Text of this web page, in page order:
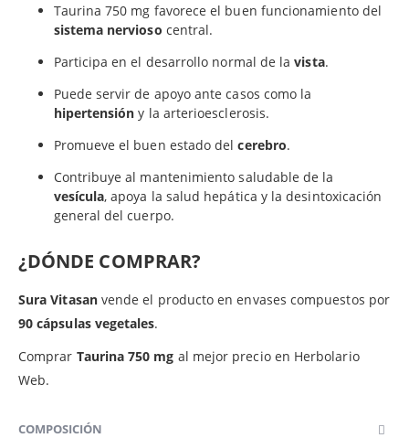
Taurina 750 mg favorece el buen funcionamiento del
sistema nervioso central.
Participa en el desarrollo normal de lavista.
Puede servir de apoyo ante casos como la
hipertensión y la arterioesclerosis.
Promueve el buen estado delcerebro.
Contribuye al mantenimiento saludable de la
vesícula, apoya la salud hepática y la desintoxicación
general del cuerpo.
¿DÓNDE COMPRAR?
Sura Vitasanvende el producto en envases compuestos por
90 cápsulas vegetales.
Comprar Taurina 750 mg al mejor precio en Herbolario
Web.
COMPOSICIÓN